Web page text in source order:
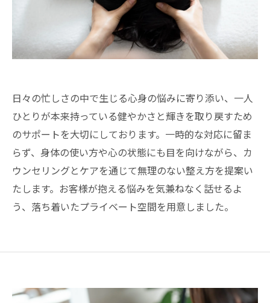
日々の忙しさの中で生じる心身の悩みに寄り添い、一人
ひとりが本来持っている健やかさと輝きを取り戻すため
のサポートを大切にしております。一時的な対応に留ま
らず、身体の使い方や心の状態にも目を向けながら、カ
ウンセリングとケアを通じて無理のない整え方を提案い
たします。お客様が抱える悩みを気兼ねなく話せるよ
う、落ち着いたプライベート空間を用意しました。